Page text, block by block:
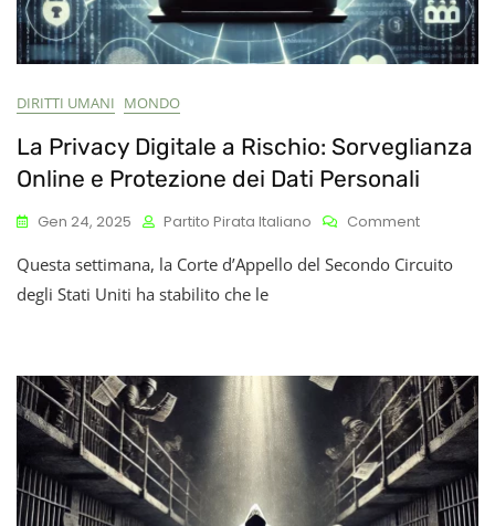
DIRITTI UMANI MONDO
La Privacy Digitale a Rischio: Sorveglianza
Online e Protezione dei Dati Personali
Gen 24, 2025 Partito Pirata Italiano CommentOn
Privacy
Online
E
Dei
Dati
Personali
Questa settimana, la Corte d’Appello del Secondo Circuito
degli Stati Uniti ha stabilito che le